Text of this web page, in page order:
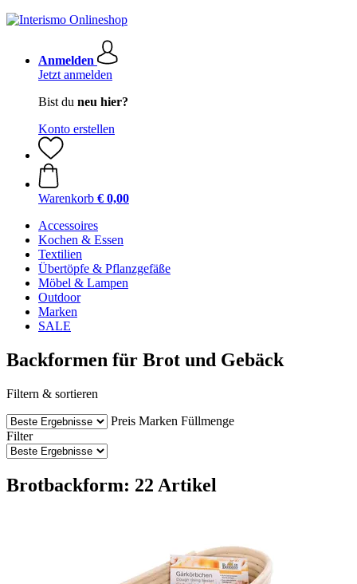
Anmelden
Jetzt anmelden
Bist du neu hier?
Konto erstellen
Warenkorb € 0,00
Accessoires
Kochen & Essen
Textilien
Übertöpfe & Pflanzgefäße
Möbel & Lampen
Outdoor
Marken
SALE
Backformen für Brot und Gebäck
Filtern & sortieren
Preis Marken Füllmenge
Filter
Brotbackform: 22 Artikel